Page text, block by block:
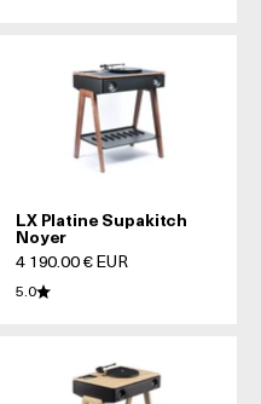
LX Platine Supakitch
Noyer
Prix de vente
4 190.00 € EUR
5.0